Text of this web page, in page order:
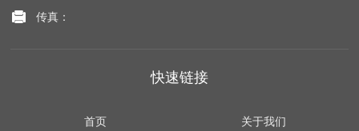
传真：
快速链接
首页 关于我们